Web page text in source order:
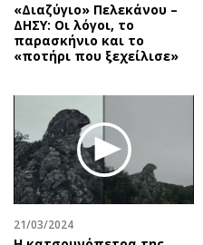
«Διαζύγιο» Πελεκάνου –
ΔΗΣΥ: Οι λόγοι, το
παρασκήνιο και το
«ποτήρι που ξεχείλισε»
21/03/2024